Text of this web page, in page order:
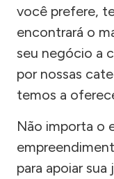
você prefere,
encontrará o
seu negócio a
por nossas
temos a
Não importa o
para apoiar